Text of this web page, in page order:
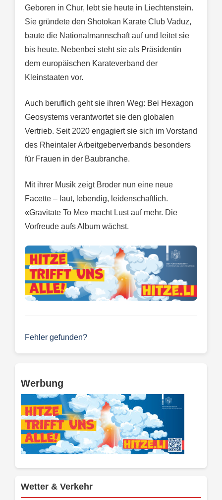
Geboren in Chur, lebt sie heute in Liechtenstein.
Sie gründete den Shotokan Karate Club Vaduz,
baute die Nationalmannschaft auf und leitet sie
bis heute. Nebenbei steht sie als Präsidentin
dem europäischen Karateverband der
Kleinstaaten vor.
Auch beruflich geht sie ihren Weg: Bei Hexagon
Geosystems verantwortet sie den globalen
Vertrieb. Seit 2020 engagiert sie sich im Vorstand
des Rheintaler Arbeitgeberverbands besonders
für Frauen in der Baubranche.
Mit ihrer Musik zeigt Broder nun eine neue
Facette – laut, lebendig, leidenschaftlich.
«Gravitate To Me» macht Lust auf mehr. Die
Vorfreude aufs Album wächst.
Fehler gefunden?
Werbung
Wetter & Verkehr